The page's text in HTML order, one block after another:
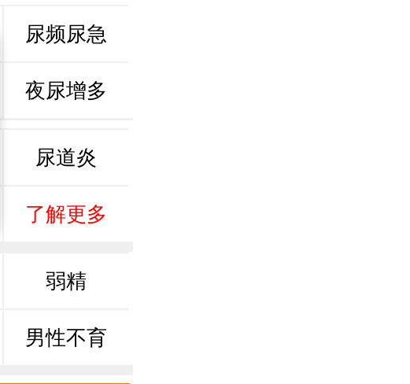
尿频尿急
夜尿增多
尿道炎
了解更多
弱精
男性不育